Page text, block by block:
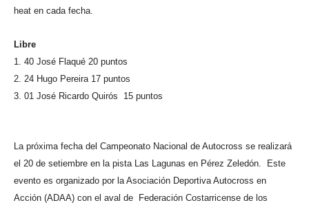
heat en cada fecha.
Libre
1. 40 José Flaqué 20 puntos
2. 24 Hugo Pereira 17 puntos
3. 01 José Ricardo Quirós 15 puntos
La próxima fecha del Campeonato Nacional de Autocross se realizará
el 20 de setiembre en la pista Las Lagunas en Pérez Zeledón. Este
evento es organizado por la Asociación Deportiva Autocross en
Acción (ADAA) con el aval de Federación Costarricense de los